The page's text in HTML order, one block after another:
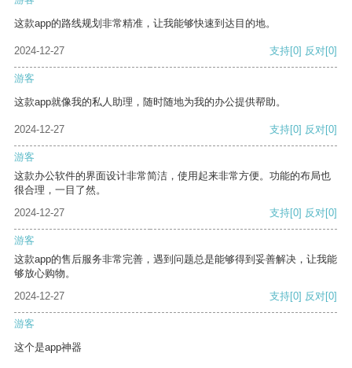
这款app的路线规划非常精准，让我能够快速到达目的地。
2024-12-27 支持[0] 反对[0]
游客
这款app就像我的私人助理，随时随地为我的办公提供帮助。
2024-12-27 支持[0] 反对[0]
游客
这款办公软件的界面设计非常简洁，使用起来非常方便。功能的布局也
很合理，一目了然。
2024-12-27
支持[0] 反对[0]
游客
这款app的售后服务非常完善，遇到问题总是能够得到妥善解决，让我能
够放心购物。
2024-12-27
支持[0] 反对[0]
游客
这个是app神器